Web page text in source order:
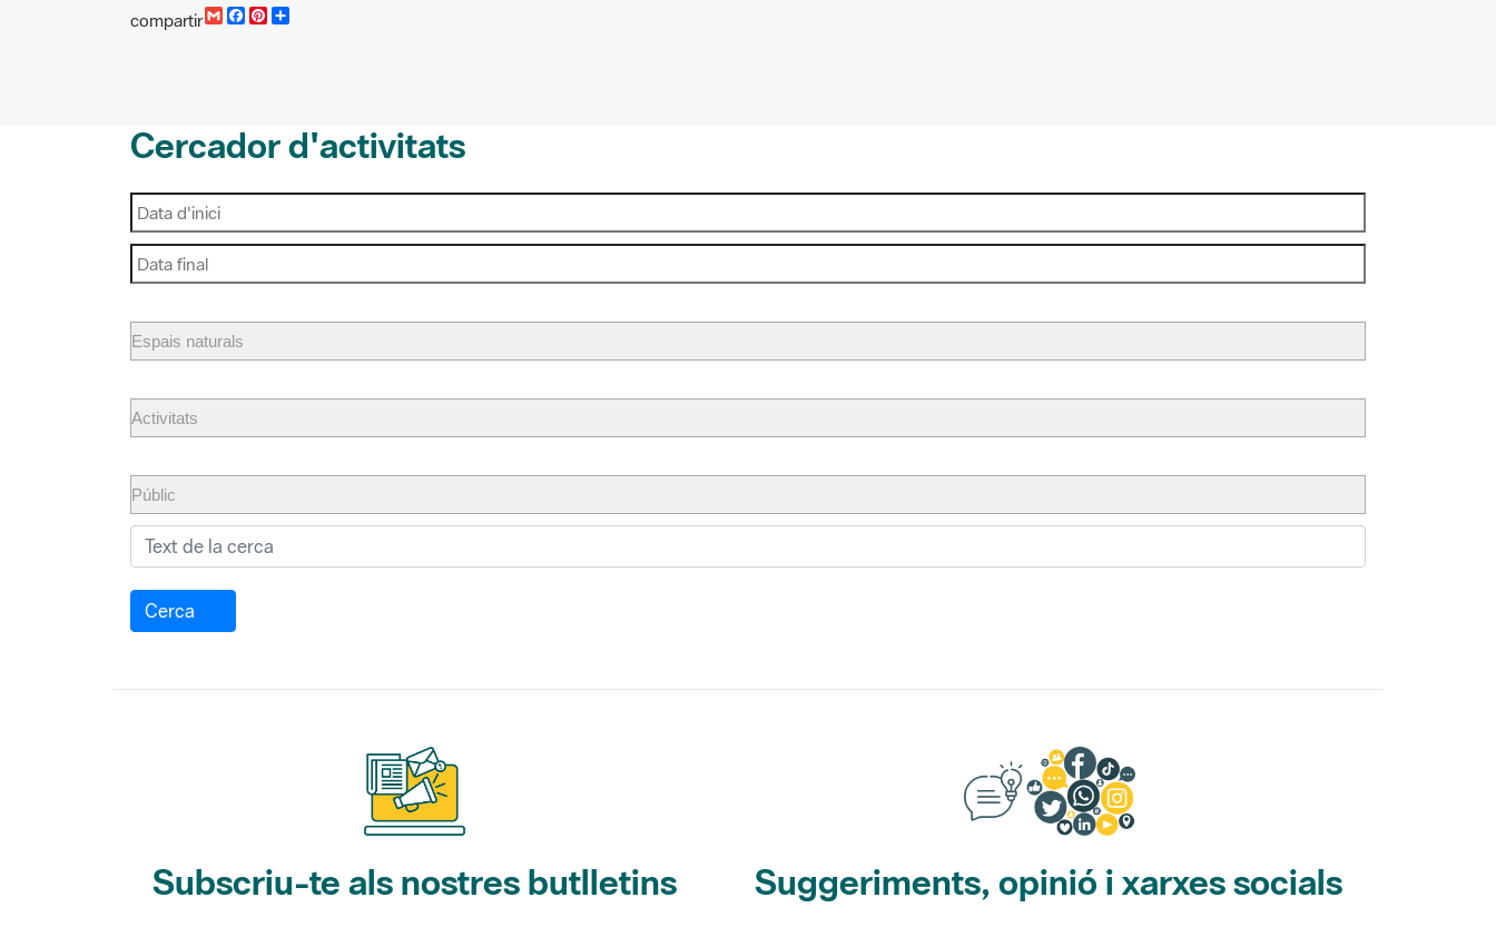
compartir
G
F
k
P
s
t
i
r
Cercador d'activitats
Cerca
Subscriu-te als nostres butlletins Suggeriments, opinió i xarxes socials